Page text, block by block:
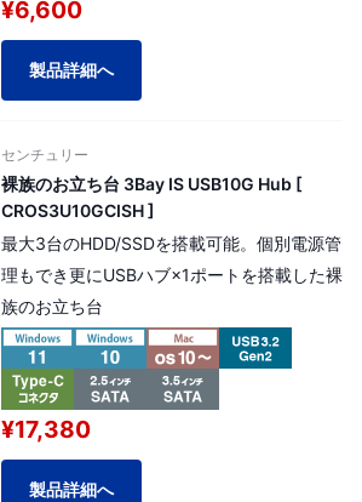
¥6,600
製品詳細へ
センチュリー
裸族のお立ち台 3Bay IS USB10G Hub [
CROS3U10GCISH ]
最大3台のHDD/SSDを搭載可能。個別電源管
理もでき更にUSBハブ×1ポートを搭載した裸
族のお立ち台
¥17,380
製品詳細へ